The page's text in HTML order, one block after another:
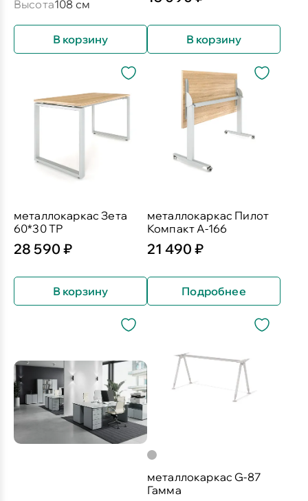
Высота108 см
В корзину В корзину
металлокаркас Зета
60*30 ТР
28 590 ₽
В корзину
металлокаркас Пилот
Компакт А-166
21 490 ₽
Подробнее
металлокаркас G-87
Гамма